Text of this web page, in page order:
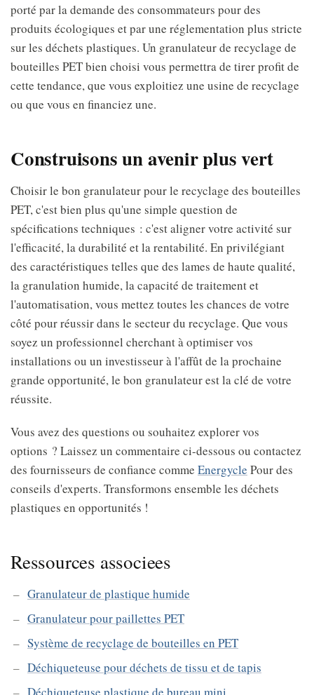
porté par la demande des consommateurs pour des
produits écologiques et par une réglementation plus stricte
sur les déchets plastiques. Un granulateur de recyclage de
bouteilles PET bien choisi vous permettra de tirer profit de
cette tendance, que vous exploitiez une usine de recyclage
ou que vous en financiez une.
Construisons un avenir plus vert
Choisir le bon granulateur pour le recyclage des bouteilles
PET, c'est bien plus qu'une simple question de
spécifications techniques : c'est aligner votre activité sur
l'efficacité, la durabilité et la rentabilité. En privilégiant
des caractéristiques telles que des lames de haute qualité,
la granulation humide, la capacité de traitement et
l'automatisation, vous mettez toutes les chances de votre
côté pour réussir dans le secteur du recyclage. Que vous
soyez un professionnel cherchant à optimiser vos
installations ou un investisseur à l'affût de la prochaine
grande opportunité, le bon granulateur est la clé de votre
réussite.
Vous avez des questions ou souhaitez explorer vos
options ? Laissez un commentaire ci-dessous ou contactez
des fournisseurs de confiance comme Energycle Pour des
conseils d'experts. Transformons ensemble les déchets
plastiques en opportunités !
Ressources associees
Granulateur de plastique humide
Granulateur pour paillettes PET
Système de recyclage de bouteilles en PET
Déchiqueteuse pour déchets de tissu et de tapis
Déchiqueteuse plastique de bureau mini